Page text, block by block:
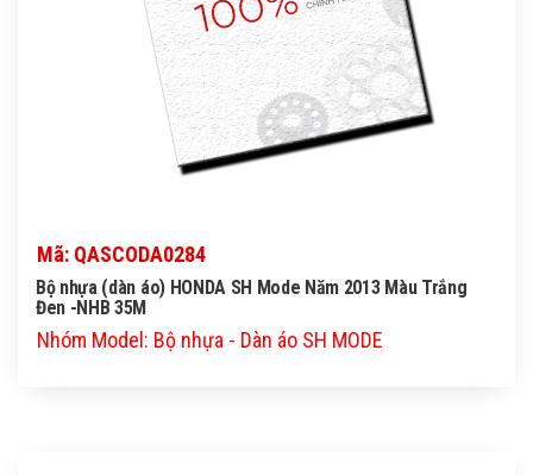
Mã: QASCODA0284
Bộ nhựa (dàn áo) HONDA SH Mode Năm 2013 Màu Trắng
Đen -NHB 35M
Nhóm Model: Bộ nhựa - Dàn áo SH MODE